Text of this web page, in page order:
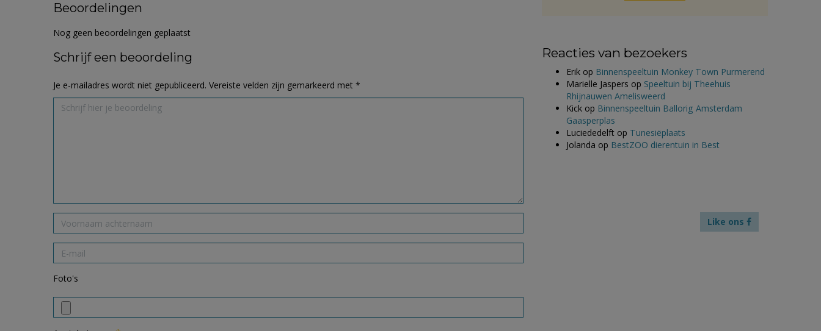
Beoordelingen
Nog geen beoordelingen geplaatst
Schrijf een beoordeling
Je e-mailadres wordt niet gepubliceerd. Vereiste velden zijn gemarkeerd met *
Foto's
Reacties van bezoekers
Erik op Binnenspeeltuin Monkey Town Purmerend
Marielle Jaspers op Speeltuin bij Theehuis
Rhijnauwen Amelisweerd
Kick op Binnenspeeltuin Ballorig Amsterdam
Gaasperplas
Luciededelft op Tunesiëplaats
Jolanda op BestZOO dierentuin in Best
Like ons